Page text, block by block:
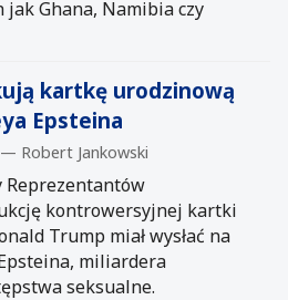
Ghana, Namibia czy
kartkę urodzinową
Epsteina
Robert Jankowski
Reprezentantów
kontrowersyjnej kartki
Trump miał wysłać na
miliardera
seksualne.